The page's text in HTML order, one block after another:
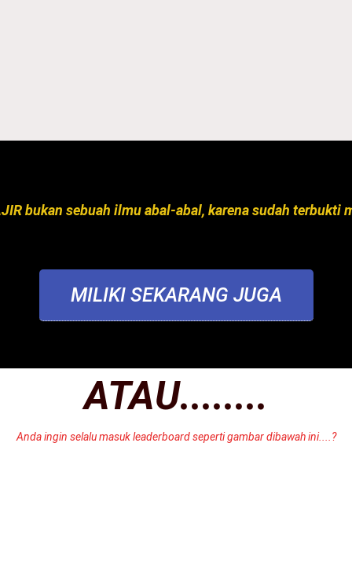
bukan sebuah ilmu abal-abal, karena sudah terbukti
MILIKI SEKARANG JUGA
ATAU........
Anda ingin selalu masuk leaderboard seperti gambar dibawah ini....?